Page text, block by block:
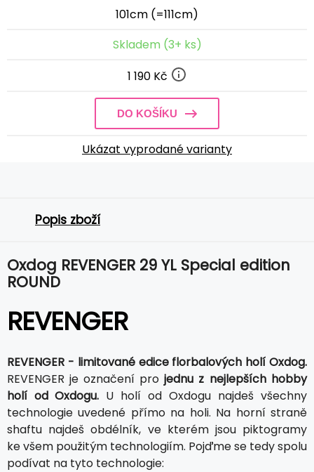
101cm (=111cm)
Skladem (3+ ks)
1 190 Kč
DO KOŠÍKU
Ukázat vyprodané varianty
Popis zboží
Oxdog REVENGER 29 YL Special edition
ROUND
REVENGER
REVENGER - limitované edice florbalových holí Oxdog.
REVENGER je označení pro jednu z nejlepších hobby
holí od Oxdogu. U holí od Oxdogu najdeš všechny
technologie uvedené přímo na holi. Na horní straně
shaftu najdeš obdélník, ve kterém jsou piktogramy
ke všem použitým technologiím. Pojďme se tedy spolu
podívat na tyto technologie: